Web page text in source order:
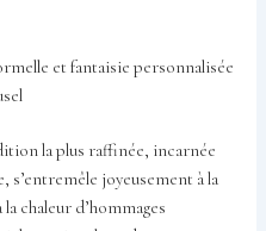
et fantaisie personnalisée
la plus raffinée, incarnée
joyeusement à la
chaleur d’hommages